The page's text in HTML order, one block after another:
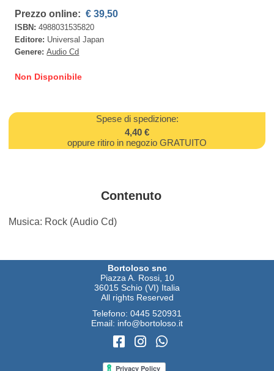
Prezzo online: € 39,50
ISBN:4988031535820
Editore: Universal Japan
Genere:Audio Cd
Non Disponibile
Spese di spedizione:
4,40 €
oppure ritiro in negozio GRATUITO
Contenuto
Musica: Rock (Audio Cd)
Bortoloso snc
Piazza A. Rossi, 10
36015 Schio (VI) Italia
All rights Reserved
Telefono: 0445 520931
Email: info@bortoloso.it